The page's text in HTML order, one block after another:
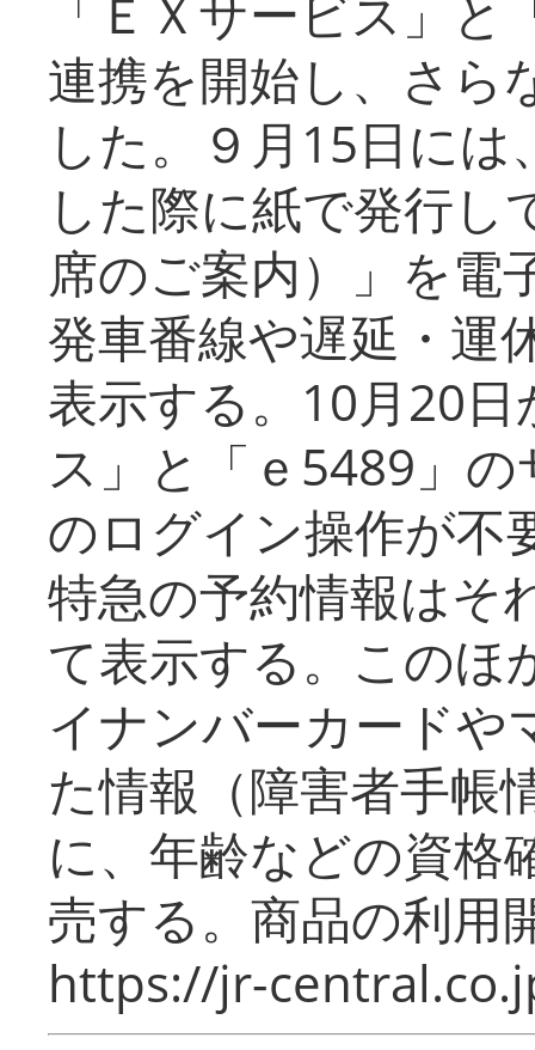
「ＥＸサービス」
連携を開始し、さら
した。９月15日に
した際に紙で発行し
席のご案内）」を電
発車番線や遅延・運
表示する。10月20
ス」と「ｅ5489」
のログイン操作が不
特急の予約情報はそ
て表示する。このほ
イナンバーカードや
た情報（障害者手帳
に、年齢などの資格
売する。商品の利用
https://jr-